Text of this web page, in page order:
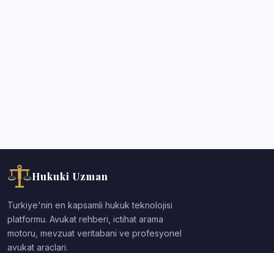
Hukuki Uzman
Turkiye'nin en kapsamli hukuk teknolojisi
platformu. Avukat rehberi, ictihat arama
motoru, mevzuat veritabani ve profesyonel
avukat araclari.